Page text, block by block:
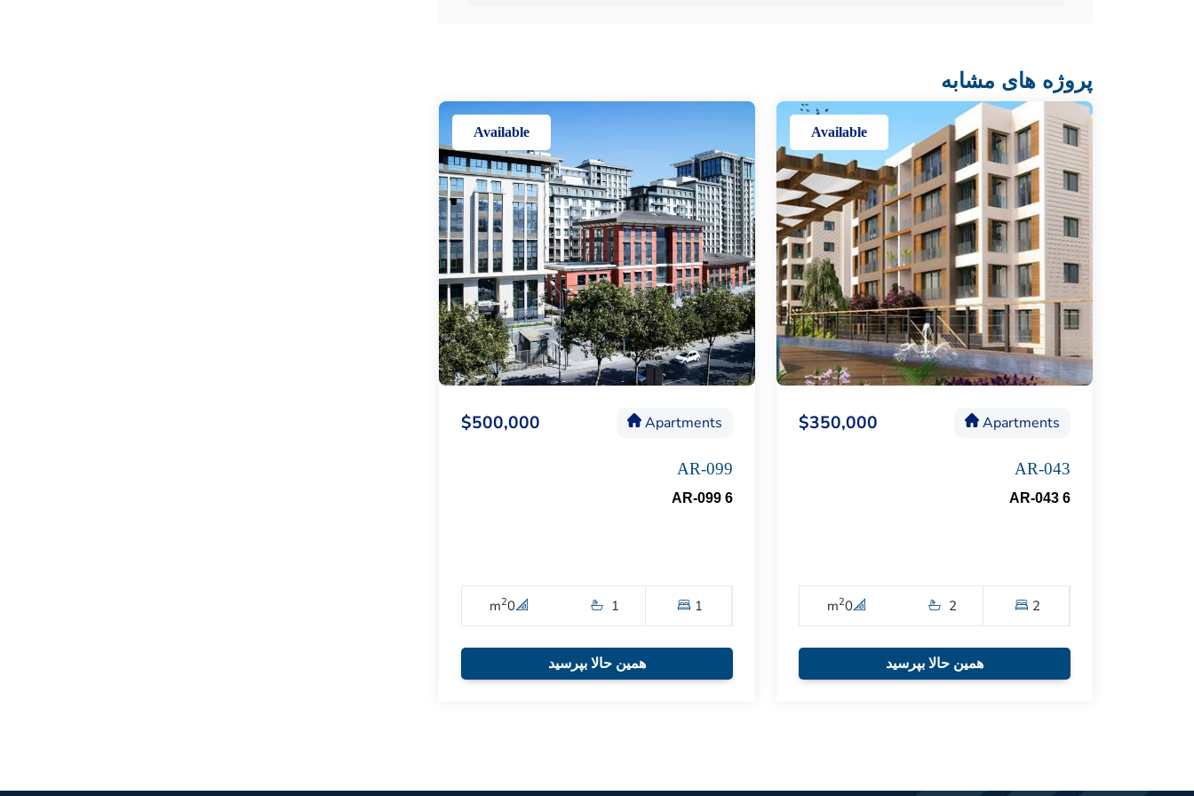
پروژه های مشابه
Available
Apartments
$350,000
AR-043
AR-043 6
2
2
0
m2
همین حالا بپرسید
Available
Apartments
$500,000
AR-099
AR-099 6
1
1
0
m2
همین حالا بپرسید